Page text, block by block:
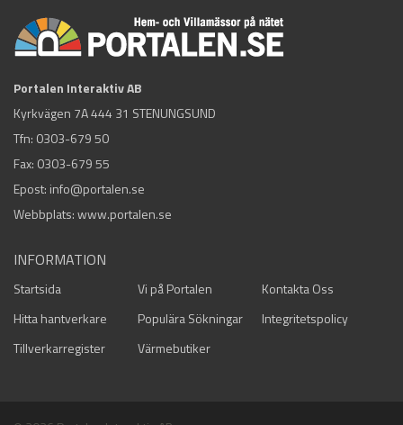
Portalen Interaktiv AB
Kyrkvägen 7A 444 31 STENUNGSUND
Tfn: 0303-679 50
Fax: 0303-679 55
Epost: info@portalen.se
Webbplats: www.portalen.se
INFORMATION
Startsida Vi på Portalen
Kontakta Oss
Hitta hantverkare
Populära Sökningar
Integritetspolicy
Tillverkarregister
Värmebutiker